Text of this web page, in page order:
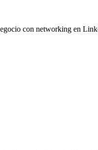
con networking en